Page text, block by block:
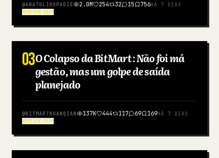
@ANATOLIKOPADZE 2.0M 254 32 15 756HÁ 7 DIAS
REMIXAR CAPA
CHINÊS
03O Colapso da BitMart: Não foi má
gestão, mas um golpe de saída
planejado
@BITMARTHUANQIAN 137K 444 117 69 169HÁ 7 DIAS
REMIXAR CAPA